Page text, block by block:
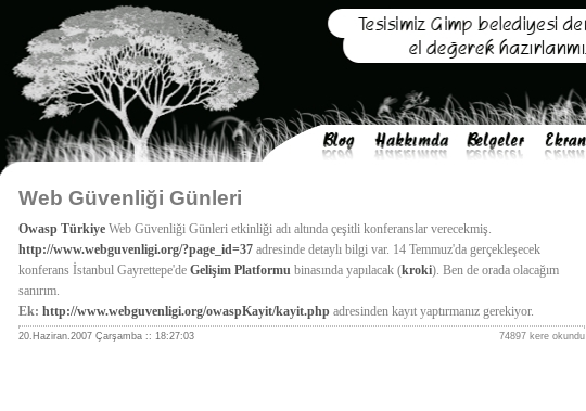
Web Güvenliği Günleri
Owasp TürkiyeWeb Güvenliği Günleri etkinliği adı altında çeşitli konferanslar verecekmiş.
http://www.webguvenligi.org/?page_id=37adresinde detaylı bilgi var. 14 Temmuz'da gerçekleşecek
konferans İstanbul Gayrettepe'de Gelişim Platformubinasında yapılacak (kroki). Ben de orada olacağım
sanırım.
Ek: http://www.webguvenligi.org/owaspKayit/kayit.phpadresinden kayıt yaptırmanız gerekiyor.
20.Haziran.2007 Çarşamba :: 18:27:03 74897 kere okundu